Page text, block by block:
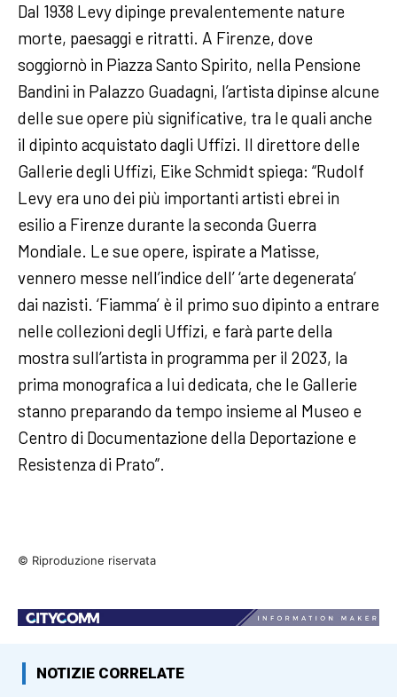
Dal 1938 Levy dipinge prevalentemente nature
morte, paesaggi e ritratti. A Firenze, dove
soggiornò in Piazza Santo Spirito, nella Pensione
Bandini in Palazzo Guadagni, l’artista dipinse alcune
delle sue opere più significative, tra le quali anche
il dipinto acquistato dagli Uffizi. ll direttore delle
Gallerie degli Uffizi, Eike Schmidt spiega: “Rudolf
Levy era uno dei più importanti artisti ebrei in
esilio a Firenze durante la seconda Guerra
Mondiale. Le sue opere, ispirate a Matisse,
vennero messe nell’indice dell’ ‘arte degenerata’
dai nazisti. ‘Fiamma’ è il primo suo dipinto a entrare
nelle collezioni degli Uffizi, e farà parte della
mostra sull’artista in programma per il 2023, la
prima monografica a lui dedicata, che le Gallerie
stanno preparando da tempo insieme al Museo e
Centro di Documentazione della Deportazione e
Resistenza di Prato”.
© Riproduzione riservata
NOTIZIE CORRELATE